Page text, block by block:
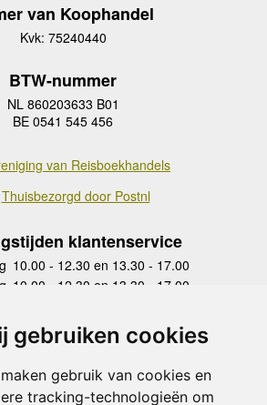
gebruiken cookies
gebruik van cookies en
tracking-technologieën om
van Koophandel
Kvk: 75240440
BTW-nummer
NL 860203633 B01
BE 0541 545 456
van Reisboekhandels
Thuisbezorgd door Postnl
klantenservice
10.00 - 12.30 en 13.30 - 17.00
10.00 - 12.30 en 13.30 - 17.00
10.00 - 12.30 en 13.30 - 17.00
10.00 - 12.30 en 13.30 - 17.00
Zaterdag
gesloten
Zondag gesloten